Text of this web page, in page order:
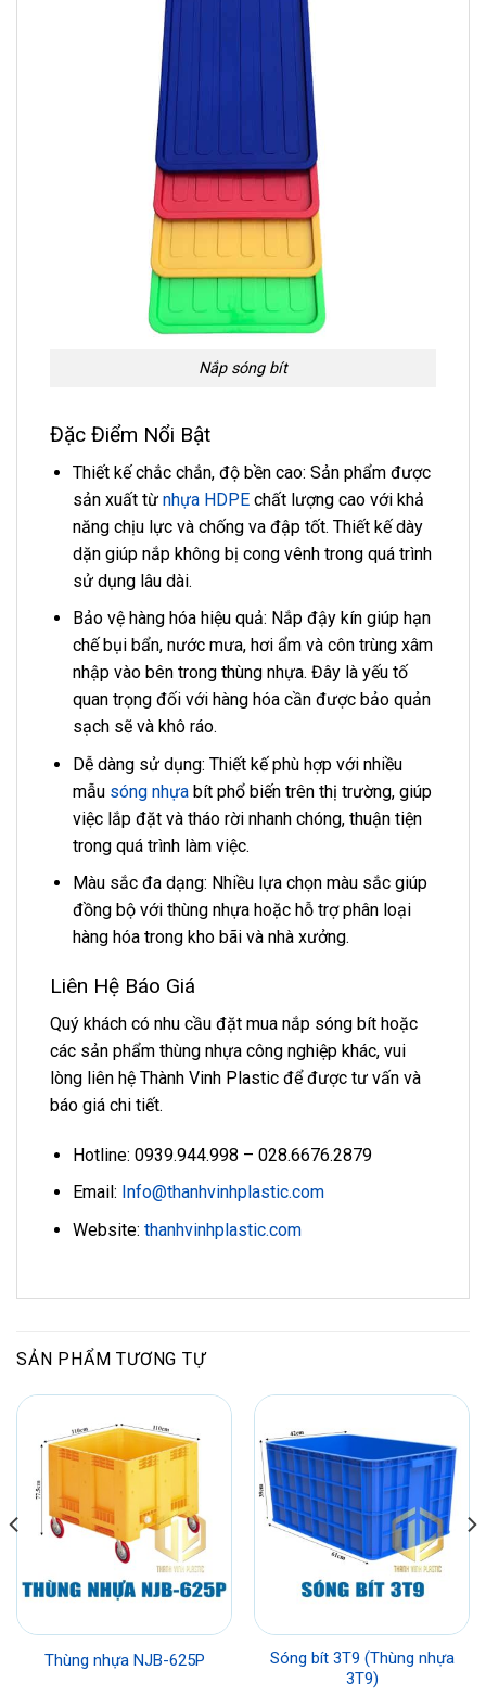
Nắp sóng bít
Đặc Điểm Nổi Bật
Thiết kế chắc chắn, độ bền cao: Sản phẩm được
sản xuất từ nhựa HDPEchất lượng cao với khả
năng chịu lực và chống va đập tốt. Thiết kế dày
dặn giúp nắp không bị cong vênh trong quá trình
sử dụng lâu dài.
Bảo vệ hàng hóa hiệu quả: Nắp đậy kín giúp hạn
chế bụi bẩn, nước mưa, hơi ẩm và côn trùng xâm
nhập vào bên trong thùng nhựa. Đây là yếu tố
quan trọng đối với hàng hóa cần được bảo quản
sạch sẽ và khô ráo.
Dễ dàng sử dụng: Thiết kế phù hợp với nhiều
mẫu sóng nhựabít phổ biến trên thị trường, giúp
việc lắp đặt và tháo rời nhanh chóng, thuận tiện
trong quá trình làm việc.
Màu sắc đa dạng: Nhiều lựa chọn màu sắc giúp
đồng bộ với thùng nhựa hoặc hỗ trợ phân loại
hàng hóa trong kho bãi và nhà xưởng.
Liên Hệ Báo Giá
Quý khách có nhu cầu đặt mua nắp sóng bít hoặc
các sản phẩm thùng nhựa công nghiệp khác, vui
lòng liên hệ Thành Vinh Plastic để được tư vấn và
báo giá chi tiết.
Hotline: 0939.944.998 – 028.6676.2879
Email: Info@thanhvinhplastic.com
Website: thanhvinhplastic.com
SẢN PHẨM TƯƠNG TỰ
Thùng nhựa NJB-625P
Sóng bít 3T9 (Thùng nhựa
3T9)